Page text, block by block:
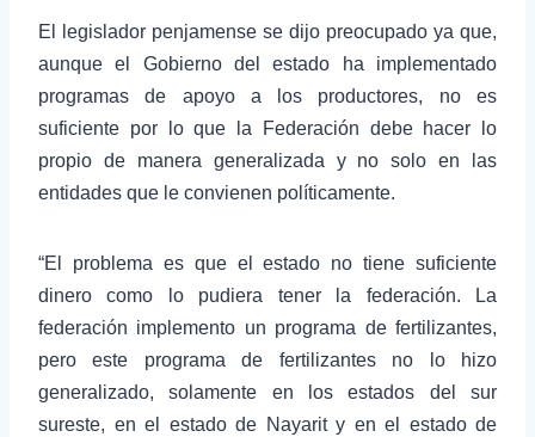
El legislador penjamense se dijo preocupado ya que,
aunque el Gobierno del estado ha implementado
programas de apoyo a los productores, no es
suficiente por lo que la Federación debe hacer lo
propio de manera generalizada y no solo en las
entidades que le convienen políticamente.
“El problema es que el estado no tiene suficiente
dinero como lo pudiera tener la federación. La
federación implemento un programa de fertilizantes,
pero este programa de fertilizantes no lo hizo
generalizado, solamente en los estados del sur
sureste, en el estado de Nayarit y en el estado de